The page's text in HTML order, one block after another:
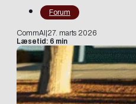
Forum
CommAI 27. marts 2026
Læsetid: 6 min